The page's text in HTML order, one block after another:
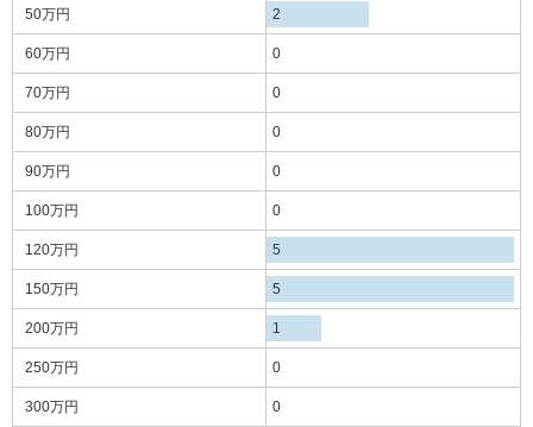
50万円
60万円
70万円
80万円
90万円
100万円
120万円
150万円
200万円
250万円
300万円
2
0
0
0
0
0
5
5
1
0
0